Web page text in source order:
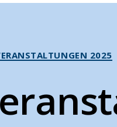
Kategorien 2025